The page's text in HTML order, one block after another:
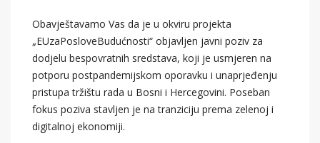
Obavještavamo Vas da je u okviru projekta
„EUzaPosloveBudućnosti“ objavljen javni poziv za
dodjelu bespovratnih sredstava, koji je usmjeren na
potporu postpandemijskom oporavku i unaprjeđenju
pristupa tržištu rada u Bosni i Hercegovini. Poseban
fokus poziva stavljen je na tranziciju prema zelenoj i
digitalnoj ekonomiji.